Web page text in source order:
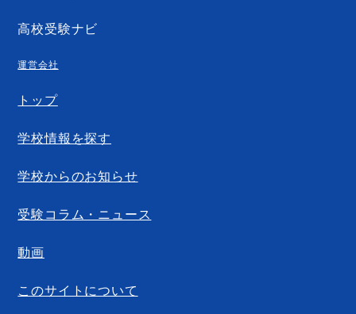
高校受験ナビ
運営会社
トップ
学校情報を探す
学校からのお知らせ
受験コラム・ニュース
動画
このサイトについて